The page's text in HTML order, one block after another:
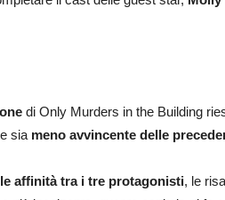
di Only Murders in the Building
sia meno avvincente delle
affinità tra i tre protagonisti, le